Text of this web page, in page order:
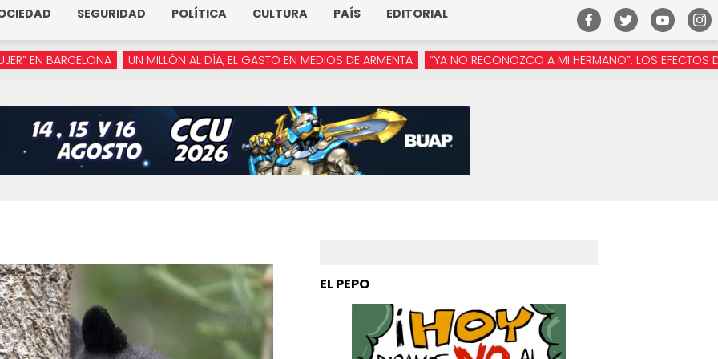
SEGURIDAD POLÍTICA CULTURA PAÍS
EDITORIAL
UN MILLÓN AL DÍA, EL GASTO EN MEDIOS DE ARMENTA “YA NO RECONOZCO A MI HERMANO”: LOS EFECTOS DE LA
EL PEPO